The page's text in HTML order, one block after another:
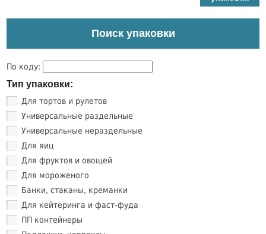
Поиск упаковки
По коду:
Тип упаковки:
Для тортов и рулетов
Универсальные раздельные
Универсальные нераздельные
Для яиц
Для фруктов и овощей
Для мороженого
Банки, стаканы, креманки
Для кейтеринга и фаст-фуда
ПП контейнеры